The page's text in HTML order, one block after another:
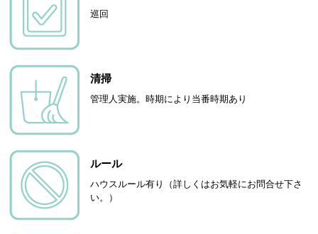
巡回
清掃
管理人実施。時期により当番時期あり
ルール
ハウスルール有り（詳しくはお気軽にお問合せ下さ
い。）